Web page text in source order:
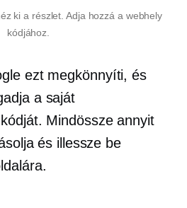
ki a részlet. Adja hozzá a webhely
kódjához.
ezt megkönnyíti, és
a saját
Mindössze annyit
és illessze be